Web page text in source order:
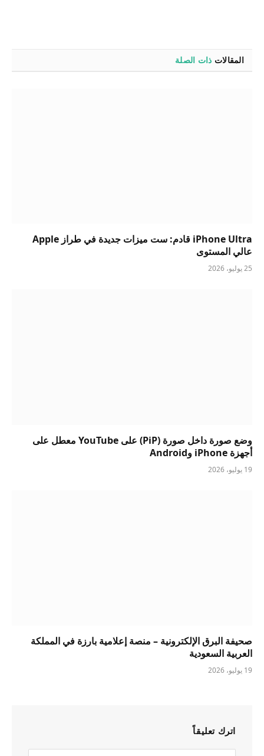
المقالات ذات الصلة
iPhone Ultra قادم: ست ميزات جديدة في طراز Apple
عالي المستوى
25 يوليو، 2026
وضع صورة داخل صورة (PiP) على YouTube معطل على
أجهزة iPhone وAndroid
19 يوليو، 2026
صحيفة البرق الإلكترونية – منصة إعلامية بارزة في المملكة
العربية السعودية
19 يوليو، 2026
اترك تعليقاً